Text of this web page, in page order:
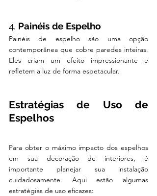
4. Painéis de Espelho
Painéis de espelho são uma opção
contemporânea que cobre paredes inteiras.
Eles criam um efeito impressionante e
refletem a luz de forma espetacular.
Estratégias de Uso de
Espelhos
Para obter o máximo impacto dos espelhos
em sua decoração de interiores, é
importante planejar sua instalação
cuidadosamente. Aqui estão algumas
estratégias de uso eficazes: